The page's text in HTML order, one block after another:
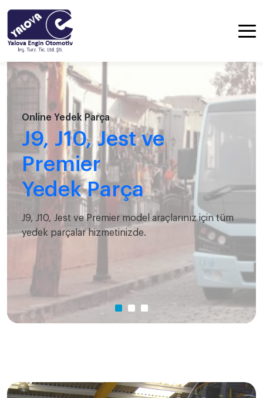
Online Yedek Parça
J9, J10, Jest ve
Premier
Yedek Parça
J9, J10, Jest ve Premier model araçlarınız için tüm
yedek parçalar hizmetinizde.